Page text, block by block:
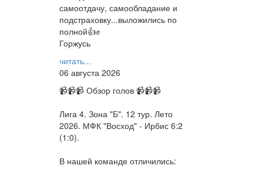
самоотдачу, самообладание и
подстраховку...выложились по
полной👍✊
Горжусь
читать...
06 августа 2026
📹📹📹 Обзор голов 📹📹📹
Лига 4. Зона "Б". 12 тур. Лето
2026. МФК "Восход" - Ирбис 6:2
(1:0).
В нашей команде отличились: